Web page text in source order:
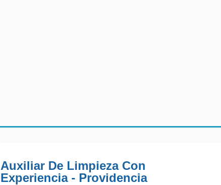
Auxiliar De Limpieza Con
Experiencia - Providencia